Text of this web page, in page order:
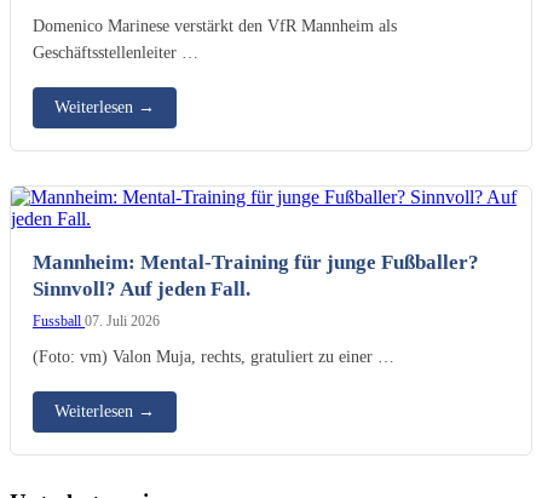
Domenico Marinese verstärkt den VfR Mannheim als
Geschäftsstellenleiter …
Weiterlesen →
Mannheim: Mental-Training für junge Fußballer?
Sinnvoll? Auf jeden Fall.
Fussball 07. Juli 2026
(Foto: vm) Valon Muja, rechts, gratuliert zu einer …
Weiterlesen →